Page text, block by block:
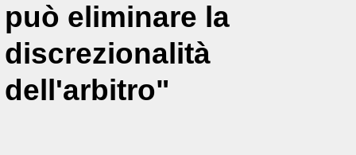
può eliminare la
discrezionalità
dell'arbitro"